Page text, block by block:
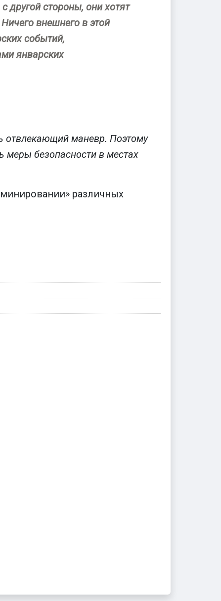
другой стороны, они хотят
внешнего в этой
событий,
январских
отвлекающий маневр. Поэтому
меры безопасности в местах
различных